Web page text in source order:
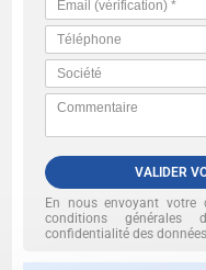
VALIDER
En nous envoyant votre
conditions générales
confidentialité des données